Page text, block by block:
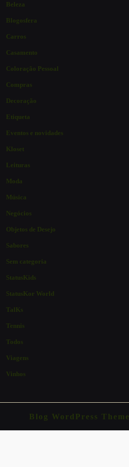
Beleza
Blogosfera
Carros
Casamento
Coloração Pessoal
Compras
Decoração
Etiqueta
Eventos e novidades
Kloset
Leituras
Moda
Música
Negócios
Objetos de Desejo
Sabores
Sem categoria
StatusKids
StatusKor World
TalKs
Tennis
Todos
Viagens
Vinhos
Blog WordPress Theme